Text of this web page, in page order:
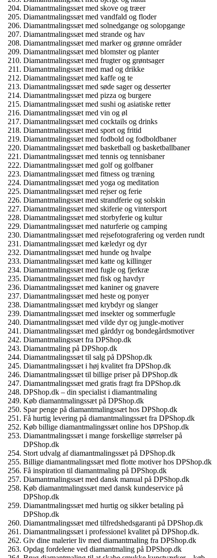
Diamantmalingssæt med skove og træer
Diamantmalingssæt med vandfald og floder
Diamantmalingssæt med solnedgange og solopgange
Diamantmalingssæt med strande og hav
Diamantmalingssæt med marker og grønne områder
Diamantmalingssæt med blomster og planter
Diamantmalingssæt med frugter og grøntsager
Diamantmalingssæt med mad og drikke
Diamantmalingssæt med kaffe og te
Diamantmalingssæt med søde sager og desserter
Diamantmalingssæt med pizza og burgere
Diamantmalingssæt med sushi og asiatiske retter
Diamantmalingssæt med vin og øl
Diamantmalingssæt med cocktails og drinks
Diamantmalingssæt med sport og fritid
Diamantmalingssæt med fodbold og fodboldbaner
Diamantmalingssæt med basketball og basketballbaner
Diamantmalingssæt med tennis og tennisbaner
Diamantmalingssæt med golf og golfbaner
Diamantmalingssæt med fitness og træning
Diamantmalingssæt med yoga og meditation
Diamantmalingssæt med rejser og ferie
Diamantmalingssæt med strandferie og solskin
Diamantmalingssæt med skiferie og vintersport
Diamantmalingssæt med storbyferie og kultur
Diamantmalingssæt med naturferie og camping
Diamantmalingssæt med rejsefotografering og verden rundt
Diamantmalingssæt med kæledyr og dyr
Diamantmalingssæt med hunde og hvalpe
Diamantmalingssæt med katte og killinger
Diamantmalingssæt med fugle og fjerkræ
Diamantmalingssæt med fisk og havdyr
Diamantmalingssæt med kaniner og gnavere
Diamantmalingssæt med heste og ponyer
Diamantmalingssæt med krybdyr og slanger
Diamantmalingssæt med insekter og sommerfugle
Diamantmalingssæt med vilde dyr og jungle-motiver
Diamantmalingssæt med gårddyr og bondegårdsmotiver
Diamantmalingssæt fra DPShop.dk
Diamantmaling på DPShop.dk
Diamantmalingssæt til salg på DPShop.dk
Diamantmalingssæt i høj kvalitet fra DPShop.dk
Diamantmalingssæt til billige priser på DPShop.dk
Diamantmalingssæt med gratis fragt fra DPShop.dk
DPShop.dk – din specialist i diamantmaling
Køb diamantmalingssæt på DPShop.dk
Spar penge på diamantmalingssæt hos DPShop.dk
Få hurtig levering på diamantmalingssæt fra DPShop.dk
Køb billige diamantmalingssæt online hos DPShop.dk
Diamantmalingssæt i mange forskellige størrelser på
DPShop.dk
Stort udvalg af diamantmalingssæt på DPShop.dk
Billige diamantmalingssæt med flotte motiver hos DPShop.dk
Få inspiration til diamantmaling på DPShop.dk
Diamantmalingssæt med dansk manual på DPShop.dk
Køb diamantmalingssæt med dansk kundeservice på
DPShop.dk
Diamantmalingssæt med hurtig og sikker betaling på
DPShop.dk
Diamantmalingssæt med tilfredshedsgaranti på DPShop.dk
Diamantmalingssæt i professionel kvalitet på DPShop.dk.
Giv dine malerier liv med diamantmaling fra DPShop.dk
Opdag fordelene ved diamantmaling på DPShop.dk